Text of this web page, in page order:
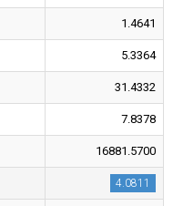
1.4641
5.3364
31.4332
7.8378
16881.5700
4.0811